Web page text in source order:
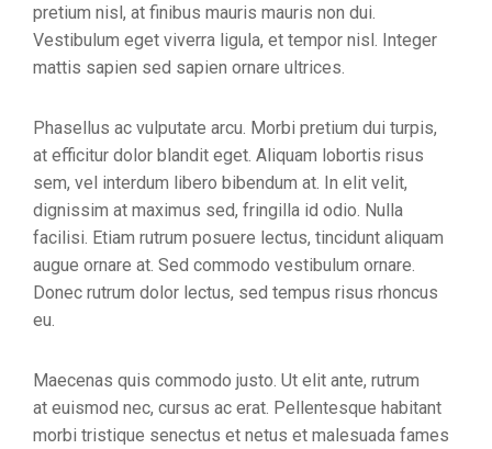
pretium nisl, at finibus mauris mauris non dui.
Vestibulum eget viverra ligula, et tempor nisl. Integer
mattis sapien sed sapien ornare ultrices.
Phasellus ac vulputate arcu. Morbi pretium dui turpis,
at efficitur dolor blandit eget. Aliquam lobortis risus
sem, vel interdum libero bibendum at. In elit velit,
dignissim at maximus sed, fringilla id odio. Nulla
facilisi. Etiam rutrum posuere lectus, tincidunt aliquam
augue ornare at. Sed commodo vestibulum ornare.
Donec rutrum dolor lectus, sed tempus risus rhoncus
eu.
Maecenas quis commodo justo. Ut elit ante, rutrum
at euismod nec, cursus ac erat. Pellentesque habitant
morbi tristique senectus et netus et malesuada fames